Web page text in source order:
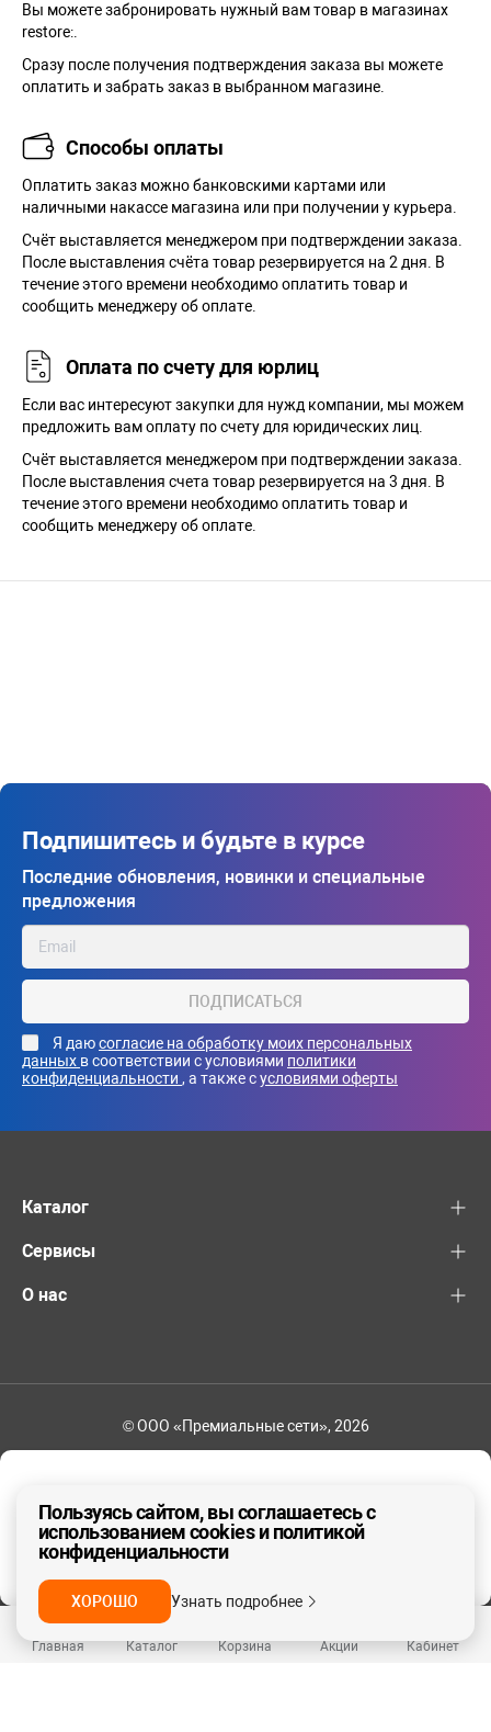
Главная Каталог Корзина Акции Кабинет
ДА, ВЕРНО
Вы можете забронировать нужный вам товар в магазинах
restore:.
Сразу после получения подтверждения заказа вы можете
оплатить и забрать заказ в выбранном магазине.
Способы оплаты
Оплатить заказ можно банковскими картами или
наличными накассе магазина или при получении у курьера.
Cчёт выставляется менеджером при подтверждении заказа.
После выставления счёта товар резервируется на 2 дня. В
течение этого времени необходимо оплатить товар и
сообщить менеджеру об оплате.
Оплата по счету для юрлиц
Если вас интересуют закупки для нужд компании, мы можем
предложить вам оплату по счету для юридических лиц.
Счёт выставляется менеджером при подтверждении заказа.
После выставления счета товар резервируется на 3 дня. В
течение этого времени необходимо оплатить товар и
сообщить менеджеру об оплате.
Подпишитесь и будьте в курсе
Последние обновления, новинки и специальные
предложения
ПОДПИСАТЬСЯ
Я даюсогласие на обработку моих персональных
данных в соответствии с условиями политики
конфиденциальности , а также сусловиями оферты
Каталог
Сервисы
О нас
© ООО «Премиальные сети», 2026
Пользуясь сайтом, вы соглашаетесь с
использованием cookies и политикой
конфиденциальности
ХОРОШО Узнать подробнее